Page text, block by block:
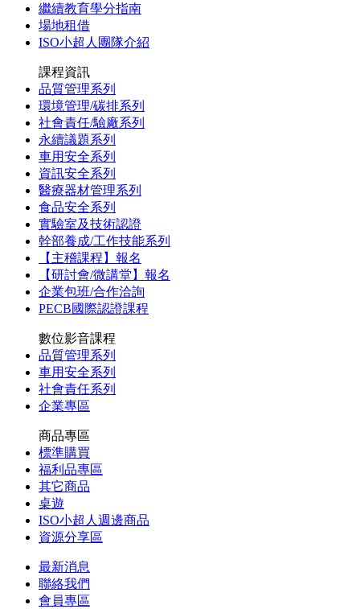
繼續教育學分指南
場地租借
ISO小超人團隊介紹
課程資訊
品質管理系列
環境管理/碳排系列
社會責任/驗廠系列
永續議題系列
車用安全系列
資訊安全系列
醫療器材管理系列
食品安全系列
實驗室及技術認證
幹部養成/工作技能系列
【主稽課程】報名
【研討會/微講堂】報名
企業包班/合作洽詢
PECB國際認證課程
數位影音課程
品質管理系列
車用安全系列
社會責任系列
企業專區
商品專區
標準購買
福利品專區
其它商品
桌遊
ISO小超人週邊商品
資源分享區
最新消息
聯絡我們
會員專區